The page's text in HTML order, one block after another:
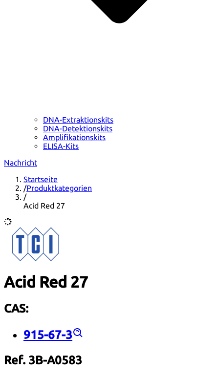
DNA-Extraktionskits
DNA-Detektionskits
Amplifikationskits
ELISA-Kits
Nachricht
Startseite
/Produktkategorien
/
Acid Red 27
Acid Red 27
CAS:
915-67-3
Ref. 3B-A0583